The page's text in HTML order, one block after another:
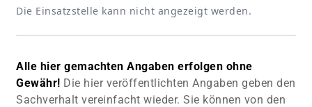
Die Einsatzstelle kann nicht angezeigt werden.
Alle hier gemachten Angaben erfolgen ohne
Gewähr! Die hier veröffentlichten Angaben geben den
Sachverhalt vereinfacht wieder. Sie können von den